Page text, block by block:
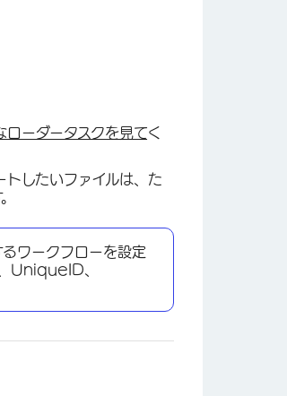
ローダータスクを見てく
したいファイルは、た
るワークフローを設定
UniqueID、